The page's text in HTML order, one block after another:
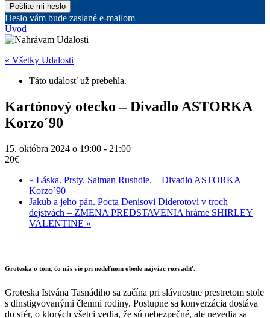
Heslo vám bude zaslané e-mailom
Úvod
« Všetky Udalosti
Táto udalosť už prebehla.
Kartónový otecko – Divadlo ASTORKA
Korzo´90
15. októbra 2024 o 19:00 - 21:00
20€
« Láska. Prsty. Salman Rushdie. – Divadlo ASTORKA
Korzo´90
Jakub a jeho pán. Pocta Denisovi Diderotovi v troch
dejstvách – ZMENA PREDSTAVENIA hráme SHIRLEY
VALENTINE »
Groteska o tom, čo nás vie pri nedeľnom obede najviac rozvadiť.
Groteska Istvána Tasnádiho sa začína pri slávnostne prestretom stole
s dinstigvovanými členmi rodiny. Postupne sa konverzácia dostáva
do sfér, o ktorých všetci vedia, že sú nebezpečné, ale nevedia sa